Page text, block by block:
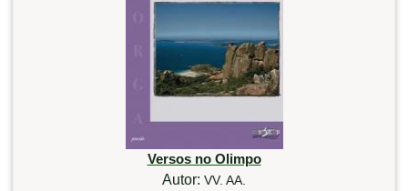
Versos no Olimpo
Autor: VV. AA.